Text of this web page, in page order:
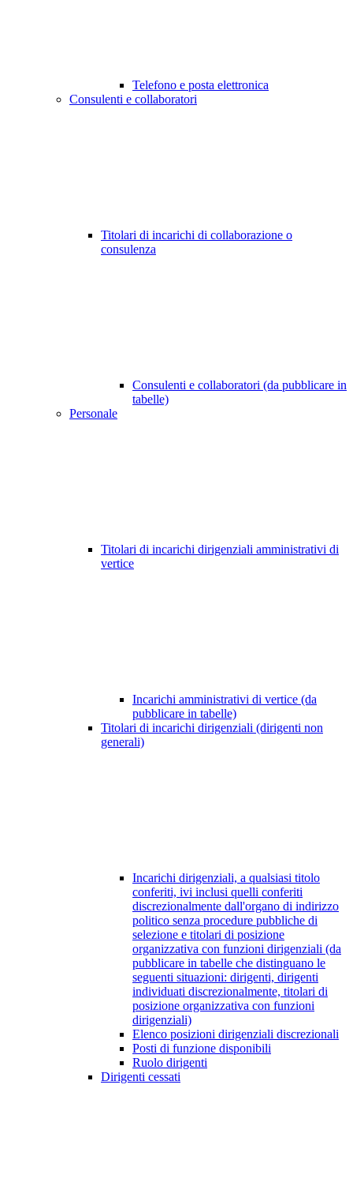
Telefono e posta elettronica
Consulenti e collaboratori
Titolari di incarichi di collaborazione o
consulenza
Consulenti e collaboratori (da pubblicare in
tabelle)
Personale
Titolari di incarichi dirigenziali amministrativi di
vertice
Incarichi amministrativi di vertice (da
pubblicare in tabelle)
Titolari di incarichi dirigenziali (dirigenti non
generali)
Incarichi dirigenziali, a qualsiasi titolo
conferiti, ivi inclusi quelli conferiti
discrezionalmente dall'organo di indirizzo
politico senza procedure pubbliche di
selezione e titolari di posizione
organizzativa con funzioni dirigenziali (da
pubblicare in tabelle che distinguano le
seguenti situazioni: dirigenti, dirigenti
individuati discrezionalmente, titolari di
posizione organizzativa con funzioni
dirigenziali)
Elenco posizioni dirigenziali discrezionali
Posti di funzione disponibili
Ruolo dirigenti
Dirigenti cessati